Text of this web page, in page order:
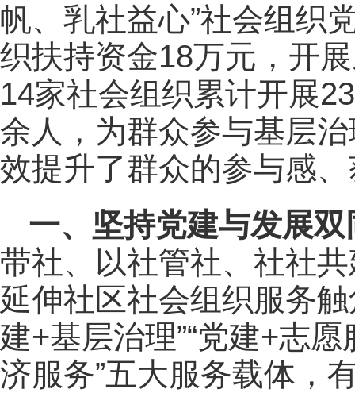
帆、乳社益心”社会组织
织扶持资金18万元，开
14家社会组织累计开展
余人，为群众参与基层
效提升了群众的参与感
一、坚持党建与发展双
带社、以社管社、社社共
延伸社区社会组织服务触
建+基层治理”“党建+志愿
济服务”五大服务载体，